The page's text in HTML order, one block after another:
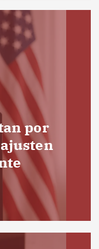
por